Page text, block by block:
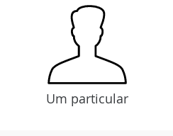
Um particular